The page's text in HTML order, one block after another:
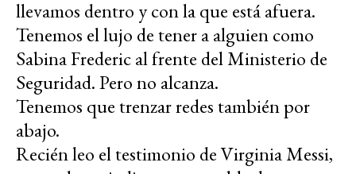
llevamos dentro y con la que está afuera.
Tenemos el lujo de tener a alguien como
Sabina Frederic al frente del Ministerio de
Seguridad. Pero no alcanza.
Tenemos que trenzar redes también por
abajo.
Recién leo el testimonio de Virginia Messi,